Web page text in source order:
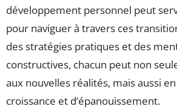
développement personnel peut
pour naviguer à travers ces
des stratégies pratiques et des
constructives, chacun peut non
aux nouvelles réalités, mais aussi
croissance et d’épanouissement.